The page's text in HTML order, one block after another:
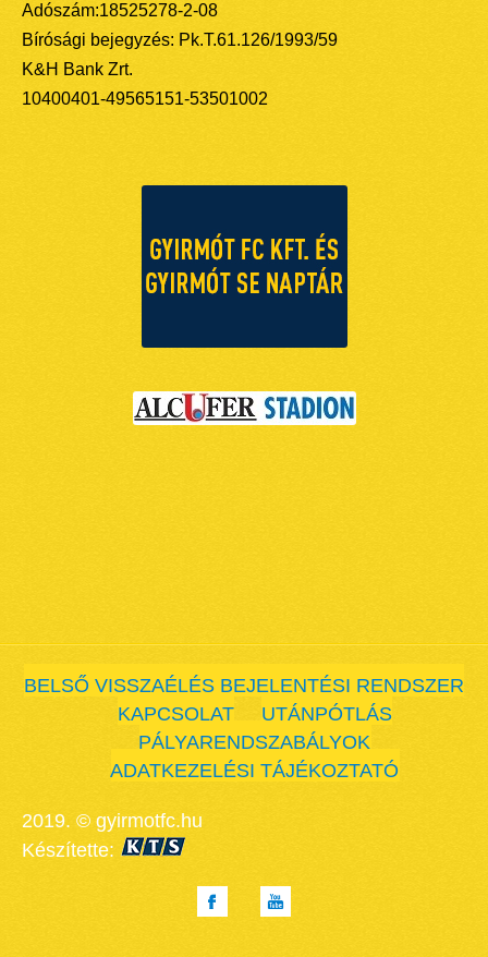
Adószám:18525278-2-08
Bírósági bejegyzés: Pk.T.61.126/1993/59
K&H Bank Zrt.
10400401-49565151-53501002
BELSŐ VISSZAÉLÉS BEJELENTÉSI RENDSZER
KAPCSOLAT
UTÁNPÓTLÁS
PÁLYARENDSZABÁLYOK
ADATKEZELÉSI TÁJÉKOZTATÓ
2019. © gyirmotfc.hu
Készítette: